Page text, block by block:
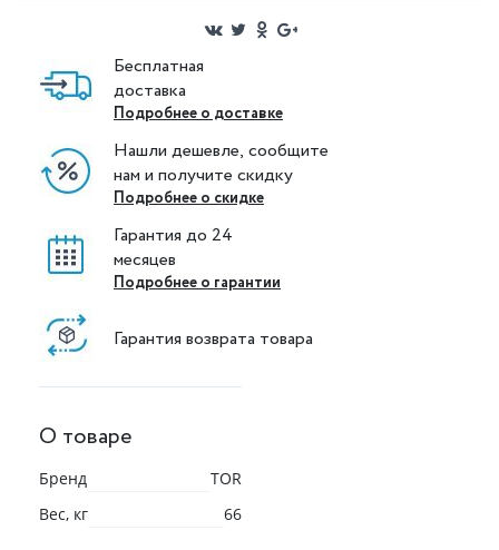
Бесплатная
доставка
Подробнее о доставке
Нашли дешевле, сообщите
нам и получите скидку
Подробнее о скидке
Гарантия до 24
месяцев
Подробнее о гарантии
Гарантия возврата товара
О товаре
Бренд
TOR
Вес, кг
66